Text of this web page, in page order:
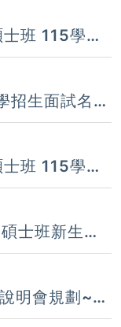
學年
日)
招生面試名單
學年
日)
士班新生報
明會規劃~線